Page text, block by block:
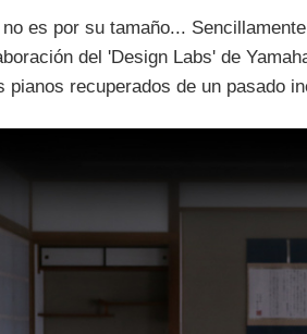
es por su tamaño...
del 'Design Labs' de
pianos recuperados de un pasado